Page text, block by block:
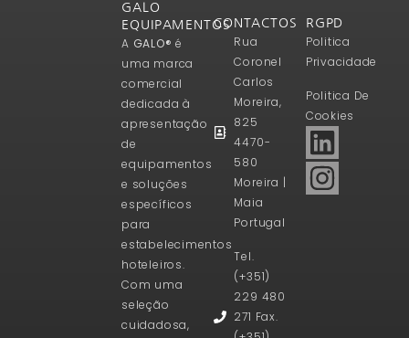
GALO
EQUIPAMENTOS
A GALO® é
uma marca
comercial
dedicada à
apresentação
de
equipamentos
e soluções
específicos
para
estabelecimentos
hoteleiros.
Com uma
seleção
cuidadosa,
CONTACTOS
Rua
Coronel
Carlos
Moreira,
825
4470-
580
Moreira |
Maia
Portugal
Tel.
(+351)
229 480
271 Fax.
RGPD
Politica
Privacidade
Politica De
Cookies